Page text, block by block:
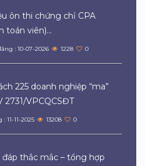
ôn thi chứng chỉ CPA
toán viên)...
: 10-07-2026 1228 0
225 doanh nghiệp “ma”
2731/VPCQCSĐT
11-11-2025 13208 0
đáp thắc mắc – tổng hợp